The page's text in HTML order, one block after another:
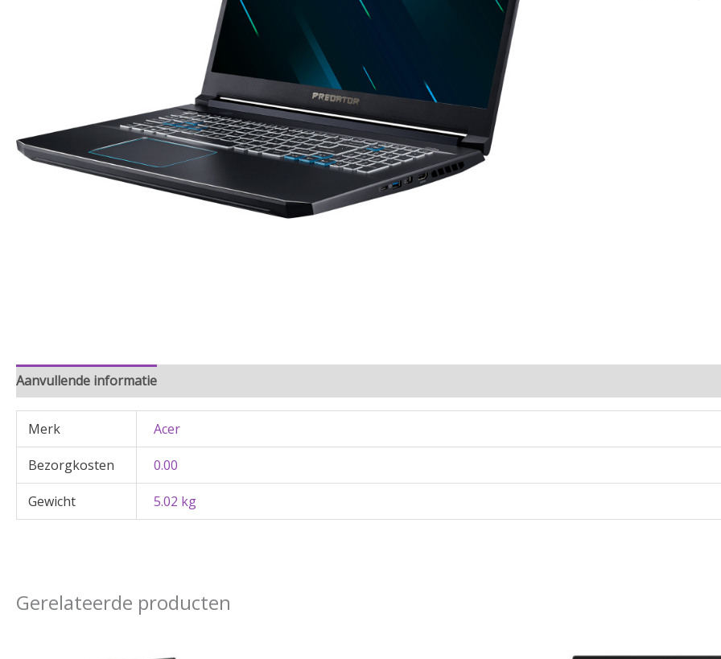
Aanvullende informatie
Merk Acer
Bezorgkosten 0.00
Gewicht 5.02 kg
Gerelateerde producten